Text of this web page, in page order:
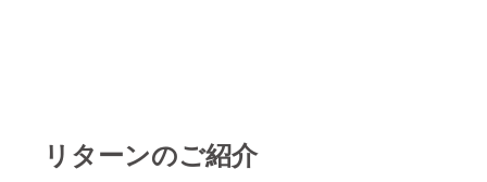
リターンのご紹介